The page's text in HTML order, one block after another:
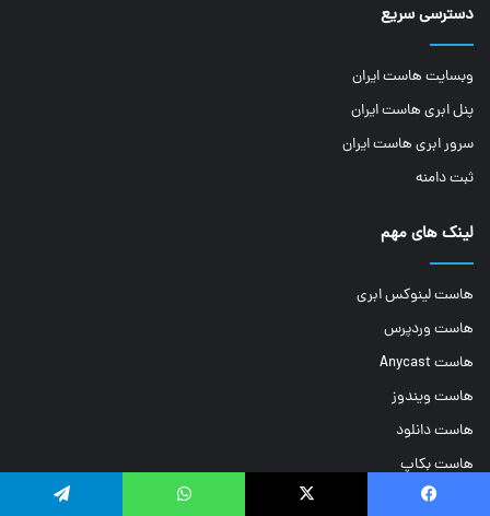
دسترسی سریع
وبسایت هاست ایران
پنل ابری هاست ایران
سرور ابری هاست ایران
ثبت دامنه
لینک های مهم
هاست لینوکس ابری
هاست وردپرس
هاست Anycast
هاست ویندوز
هاست دانلود
هاست بکاپ